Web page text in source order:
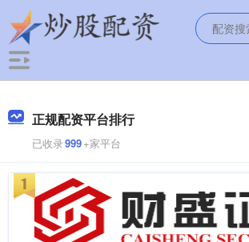
正规配资平台排行
已收录999+家平台